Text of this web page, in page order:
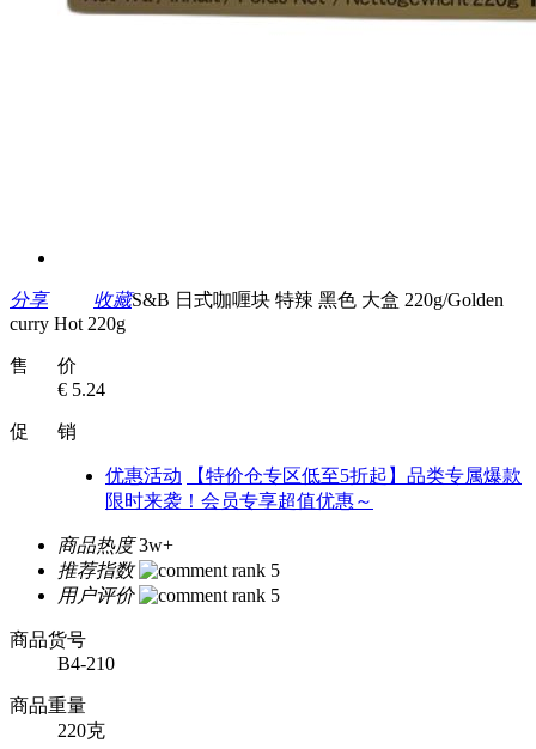
分享 收藏S&B 日式咖喱块 特辣 黑色 大盒 220g/Golden
curry Hot 220g
售 价
€ 5.24
促 销
优惠活动
【特价仓专区低至5折起】品类专属爆款
限时来袭！会员专享超值优惠～
商品热度 3w+
推荐指数
用户评价
商品货号
B4-210
商品重量
220克